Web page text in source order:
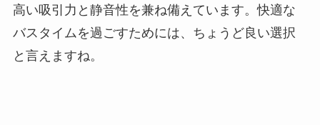
高い吸引力と静音性を兼ね備えています。快適な
バスタイムを過ごすためには、ちょうど良い選択
と言えますね。